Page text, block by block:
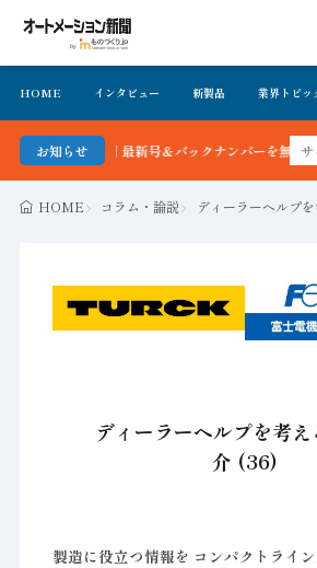
HOME インタビュー 新製品 業界トピッ
お知らせ
新聞 最新号＆バックナンバーを無料で公開中 詳
HOME コラム・論説 ディーラーヘルプ
ディーラーヘルプを考
介 (36)
製造に役立つ情報を コンパクトライ